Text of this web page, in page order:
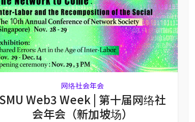
网络社会年会
SMU Web3 Week | 第十届网络社
会年会（新加坡场）